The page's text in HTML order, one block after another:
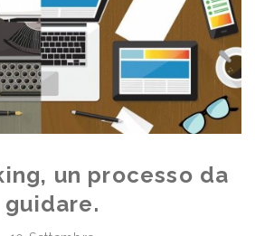
un processo da
guidare.